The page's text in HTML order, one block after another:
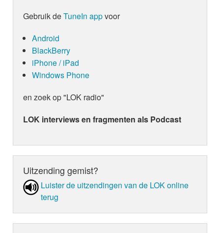
Gebruik deTuneIn appvoor
Android
BlackBerry
iPhone / iPad
Windows Phone
en zoek op "LOK radio"
LOK interviews en fragmenten als Podcast
Uitzending gemist?
Luister de uit­zen­din­gen van de LOK online
terug